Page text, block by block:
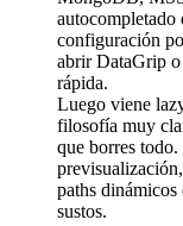
configuración
abrir DataGrip
rápida.
Luego viene
filosofía muy
que borres
paths
sustos.